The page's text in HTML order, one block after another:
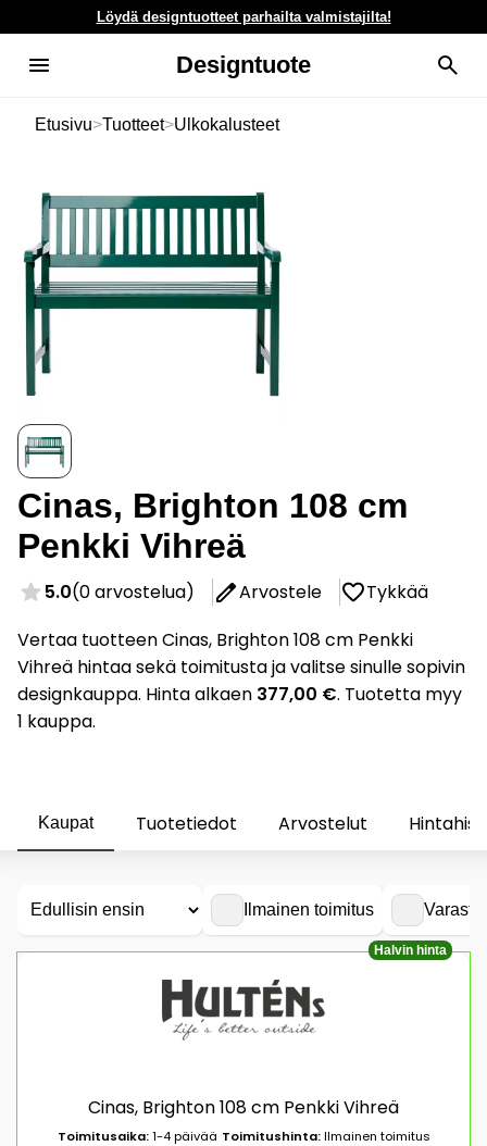
Löydä designtuotteet parhailta valmistajilta!
Designtuote
Etusivu>Tuotteet>Ulkokalusteet
Cinas, Brighton 108 cm
Penkki Vihreä
5.0(0 arvostelua) Arvostele
Tykkää
Vertaa tuotteen Cinas, Brighton 108 cm Penkki
Vihreä hintaa sekä toimitusta ja valitse sinulle sopivin
designkauppa. Hinta alkaen 377,00 €. Tuotetta myy
1 kauppa.
Kaupat Tuotetiedot Arvostelut
Ilmainen toimitus
Halvin hinta
Cinas, Brighton 108 cm Penkki Vihreä
Toimitusaika:1-4 päivää Toimitushinta:Ilmainen toimitus